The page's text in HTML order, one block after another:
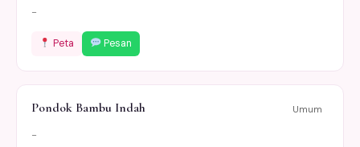
-
Peta Pesan
Pondok Bambu Indah Umum
-